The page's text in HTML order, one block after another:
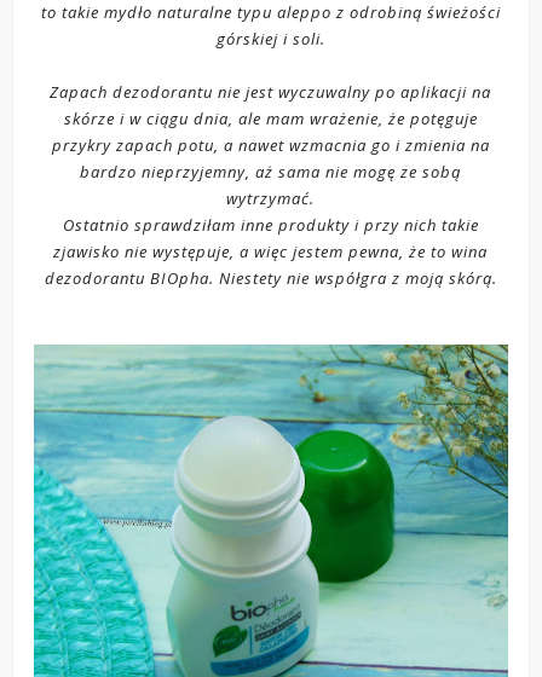
to takie mydło naturalne typu aleppo z odrobiną świeżości
górskiej i soli.
Zapach dezodorantu nie jest wyczuwalny po aplikacji na
skórze i w ciągu dnia, ale mam wrażenie, że potęguje
przykry zapach potu, a nawet wzmacnia go i zmienia na
bardzo nieprzyjemny, aż sama nie mogę ze sobą
wytrzymać.
Ostatnio sprawdziłam inne produkty i przy nich takie
zjawisko nie występuje, a więc jestem pewna, że to wina
dezodorantu BIOpha. Niestety nie współgra z moją skórą.